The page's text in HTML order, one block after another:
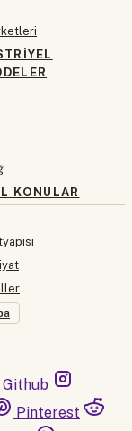
KONULAR
Github
Pinterest